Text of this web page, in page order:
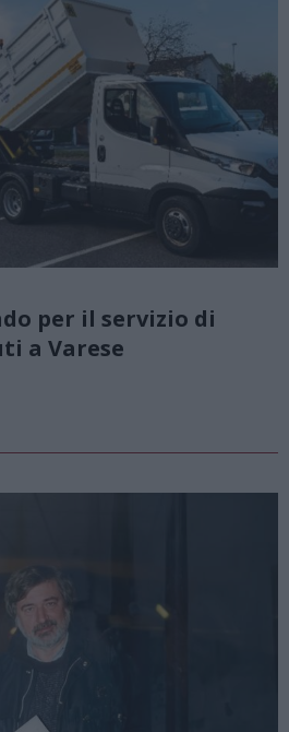
per il servizio di
a Varese